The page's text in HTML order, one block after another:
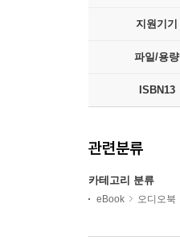
지원기기
파일/용량
ISBN13
관련분류
카테고리 분류
eBook 오디오북